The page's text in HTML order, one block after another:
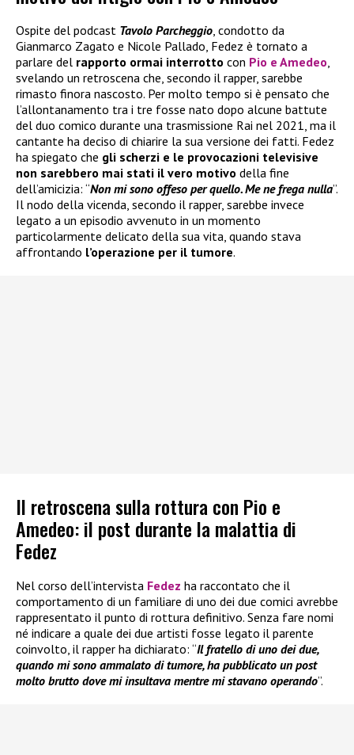
Ospite del podcast Tavolo Parcheggio, condotto da
Gianmarco Zagato e Nicole Pallado, Fedez è tornato a
parlare del rapporto ormai interrotto con Pio e Amedeo,
svelando un retroscena che, secondo il rapper, sarebbe
rimasto finora nascosto. Per molto tempo si è pensato che
l’allontanamento tra i tre fosse nato dopo alcune battute
del duo comico durante una trasmissione Rai nel 2021, ma il
cantante ha deciso di chiarire la sua versione dei fatti. Fedez
ha spiegato che gli scherzi e le provocazioni televisive
non sarebbero mai stati il vero motivo della fine
dell’amicizia: “Non mi sono offeso per quello. Me ne frega nulla”.
Il nodo della vicenda, secondo il rapper, sarebbe invece
legato a un episodio avvenuto in un momento
particolarmente delicato della sua vita, quando stava
affrontando l’operazione per il tumore.
Il retroscena sulla rottura con Pio e
Amedeo: il post durante la malattia di
Fedez
Nel corso dell’intervista Fedez ha raccontato che il
comportamento di un familiare di uno dei due comici avrebbe
rappresentato il punto di rottura definitivo. Senza fare nomi
né indicare a quale dei due artisti fosse legato il parente
coinvolto, il rapper ha dichiarato: “Il fratello di uno dei due,
quando mi sono ammalato di tumore, ha pubblicato un post
molto brutto dove mi insultava mentre mi stavano operando”.